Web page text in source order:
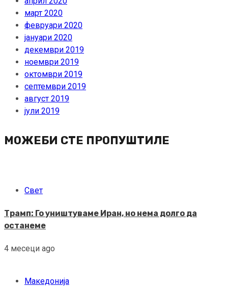
март 2020
февруари 2020
јануари 2020
декември 2019
ноември 2019
октомври 2019
септември 2019
август 2019
јули 2019
МОЖЕБИ СТЕ ПРОПУШТИЛЕ
Свет
Трамп: Го уништуваме Иран, но нема долго да
останеме
4 месеци ago
Македонија